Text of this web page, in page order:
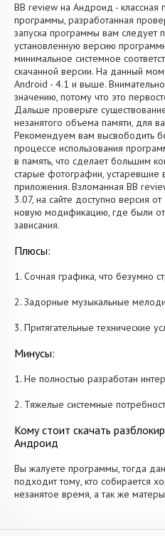
BB review на Андроид - классная
программы, разработанная
запуска программы вам следует
установленную версию
минимальное системное
скачанной версии. На данный
Android - 4.1 и выше.
значению, потому что это
Дальше проверьте
незанятого объема памяти, для
Рекомендуем вам высвободить
процессе использования
в память, что сделает большим
старые фотографии, устаревшие
приложения. Взломанная BB
3.07, на сайте доступно версия
новую модификацию, где были
зависания.
Плюсы:
1. Сочная графика, что безумно
2. Задорные музыкальные
3. Притягательные технические
Минусы:
1. Не полностью разработан
2. Тяжелые системные
Кому стоит скачать
Андроид
Вы жалуете программы, тогда
подходит тому, кто собирается
незанятое время, а так же